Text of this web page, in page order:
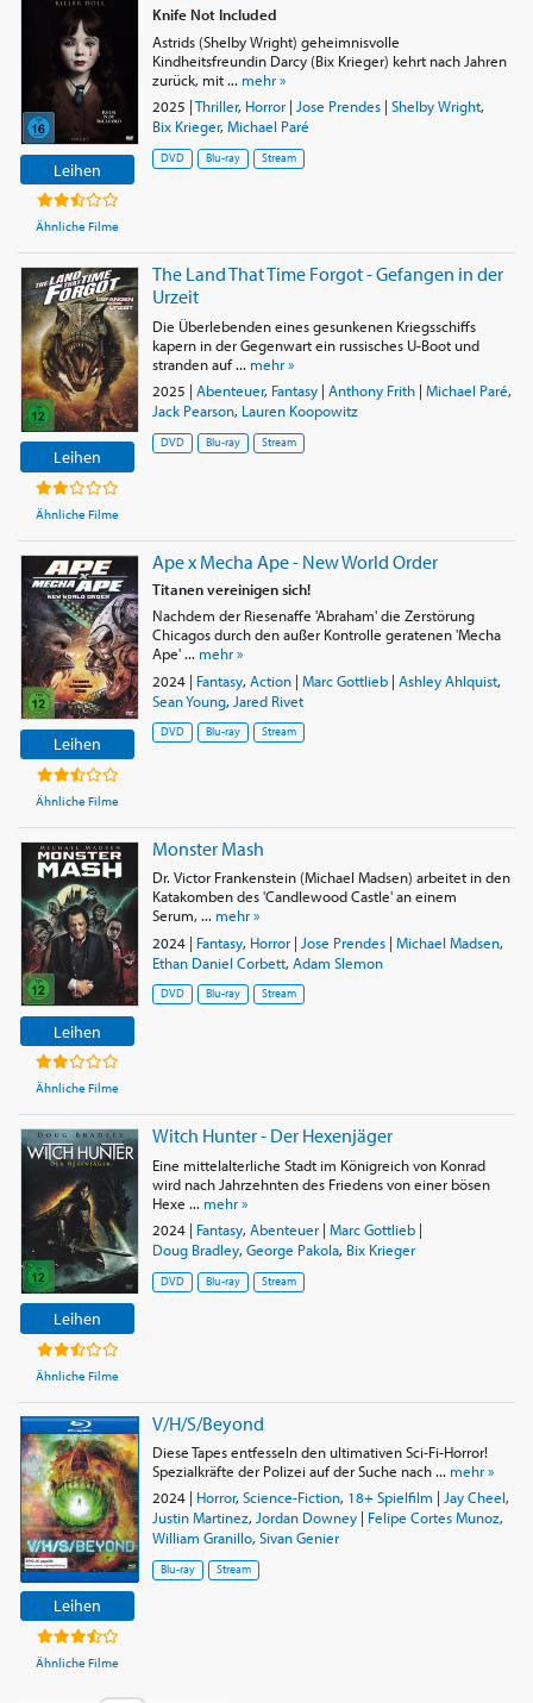
Leihen
Ähnliche Filme
Knife Not Included
Astrids (Shelby Wright) geheimnisvolle
Kindheitsfreundin Darcy (Bix Krieger) kehrt nach Jahren
zurück, mit ... mehr »
2025 |Thriller, Horror| Jose Prendes| Shelby Wright,
Bix Krieger, Michael Paré
DVD Blu-ray Stream
Leihen
Ähnliche Filme
The Land That Time Forgot - Gefangen in der
Urzeit
Die Überlebenden eines gesunkenen Kriegsschiffs
kapern in der Gegenwart ein russisches U-Boot und
stranden auf ... mehr »
2025 | Abenteuer, Fantasy| Anthony Frith| Michael Paré,
Jack Pearson, Lauren Koopowitz
DVD Blu-ray Stream
Leihen
Ähnliche Filme
Ape x Mecha Ape - New World Order
Titanen vereinigen sich!
Nachdem der Riesenaffe 'Abraham' die Zerstörung
Chicagos durch den außer Kontrolle geratenen 'Mecha
Ape' ... mehr »
2024| Fantasy, Action| Marc Gottlieb| Ashley Ahlquist,
Sean Young, Jared Rivet
DVD Blu-ray Stream
Leihen
Ähnliche Filme
Monster Mash
Dr. Victor Frankenstein (Michael Madsen) arbeitet in den
Katakomben des 'Candlewood Castle' an einem
Serum, ... mehr »
2024| Fantasy, Horror| Jose Prendes| Michael Madsen,
Ethan Daniel Corbett, Adam Slemon
DVD Blu-ray Stream
Leihen
Ähnliche Filme
Witch Hunter - Der Hexenjäger
Eine mittelalterliche Stadt im Königreich von Konrad
wird nach Jahrzehnten des Friedens von einer bösen
Hexe ... mehr »
2024| Fantasy, Abenteuer| Marc Gottlieb|
Doug Bradley, George Pakola, Bix Krieger
DVD Blu-ray Stream
Leihen
Ähnliche Filme
V/H/S/Beyond
Diese Tapes entfesseln den ultimativen Sci-Fi-Horror!
Spezialkräfte der Polizei auf der Suche nach ... mehr »
2024| Horror, Science-Fiction, 18+ Spielfilm | Jay Cheel,
Justin Martinez, Jordan Downey| Felipe Cortes Munoz,
William Granillo, Sivan Genier
Blu-ray Stream